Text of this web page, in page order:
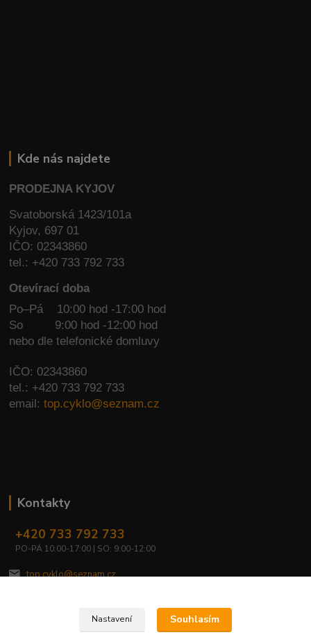
Kde nás najdete
PRODEJNA KYJOV
Svatoborská 1423/101a
Kyjov, 697 01
IČO: 02343860
tel.: +420 733 792 733
Otevírací doba
Po–Pá 10:00 hod -17:00 hod
So
9:00 hod -12:00 hod
nebo dle telefonické domluvy
IČO: 02343860
tel.: +420 733 792 733
email:top.cyklo@seznam.cz
Kontakty
+420 733 792 733
PO-PÁ 10:00-17:00 | SO: 9:00-12:00
top.cyklo@seznam.cz
Nastavení Souhlasím